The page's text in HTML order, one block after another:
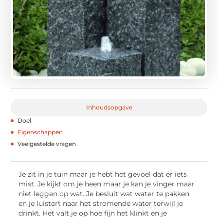
Inhoudsopgave
Doel
Eigenschappen
Veelgestelde vragen
Je zit in je tuin maar je hebt het gevoel dat er iets
mist. Je kijkt om je heen maar je kan je vinger maar
niet leggen op wat. Je besluit wat water te pakken
en je luistert naar het stromende water terwijl je
drinkt. Het valt je op hoe fijn het klinkt en je